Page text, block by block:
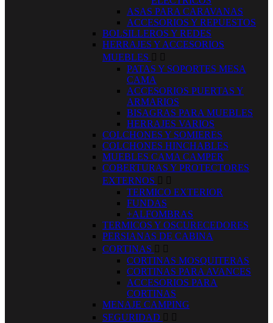
ASAS PARA CARAVANAS
ACCESORIOS Y REPUESTOS
BOLSILLEROS Y REDES
HERRAJES Y ACCESORIOS
MUEBLES  
PATAS Y SOPORTES MESA
CAMA
ACCESORIOS PUERTAS Y
ARMARIOS
BISAGRAS PARA MUEBLES
HERRAJES VARIOS
COLCHONES Y SOMIERES
COLCHONES HINCHABLES
MUEBLES CAMA CAMPER
COBERTURAS Y PROTECTORES
EXTERNOS  
TERMICO EXTERIOR
FUNDAS
+ALFOMBRAS
TERMICOS Y OSCURECEDORES
PERSIANAS DE CABINA
CORTINAS  
CORTINAS MOSQUITERAS
CORTINAS PARA AVANCES
ACCESORIOS PARA
CORTINAS
MENAJE CAMPING
SEGURIDAD  